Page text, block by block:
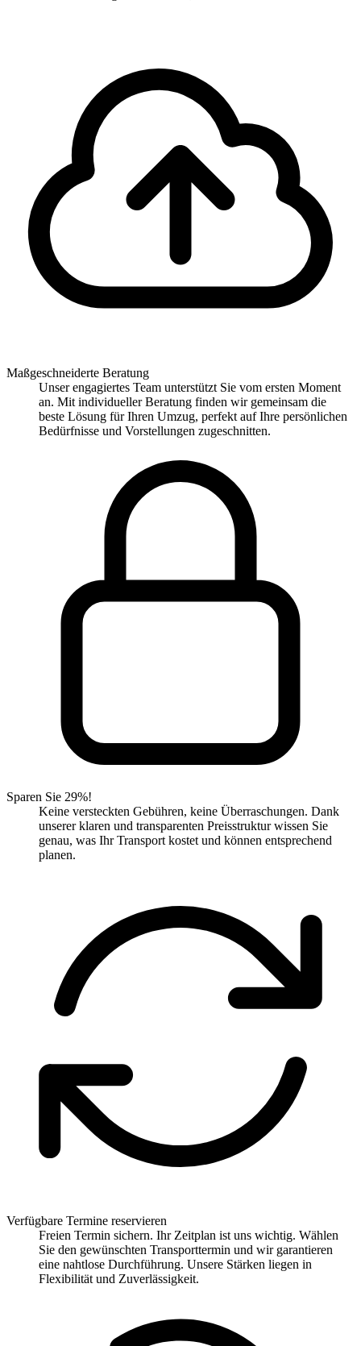
Maßgeschneiderte Beratung
Unser engagiertes Team unterstützt Sie vom ersten Moment
an. Mit individueller Beratung finden wir gemeinsam die
beste Lösung für Ihren Umzug, perfekt auf Ihre persönlichen
Bedürfnisse und Vorstellungen zugeschnitten.
Sparen Sie 29%!
Keine versteckten Gebühren, keine Überraschungen. Dank
unserer klaren und transparenten Preisstruktur wissen Sie
genau, was Ihr Transport kostet und können entsprechend
planen.
Verfügbare Termine reservieren
Freien Termin sichern. Ihr Zeitplan ist uns wichtig. Wählen
Sie den gewünschten Transporttermin und wir garantieren
eine nahtlose Durchführung. Unsere Stärken liegen in
Flexibilität und Zuverlässigkeit.